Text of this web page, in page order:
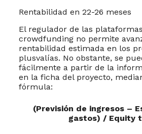
Rentabilidad en 22-26 meses
El regulador de las
crowdfunding no permite
rentabilidad estimada en los
plusvalías. No obstante, se
fácilmente a partir de la
en la ficha del proyecto,
fórmula:
(Previsión de ingresos –
gastos) / Equity